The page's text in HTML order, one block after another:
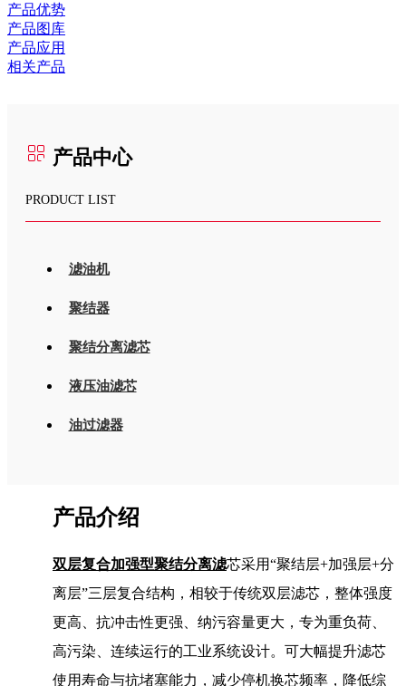
产品优势
产品图库
产品应用
相关产品
产品中心
PRODUCT LIST
滤油机
聚结器
聚结分离滤芯
液压油滤芯
油过滤器
产品介绍
双层复合加强型聚结分离滤芯采用“聚结层+加强层+分
离层”三层复合结构，相较于传统双层滤芯，整体强度
更高、抗冲击性更强、纳污容量更大，专为重负荷、
高污染、连续运行的工业系统设计。可大幅提升滤芯
使用寿命与抗堵塞能力，减少停机换芯频率，降低综